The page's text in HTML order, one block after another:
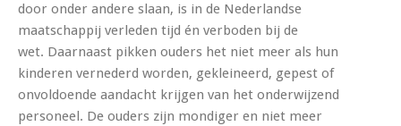
door onder andere slaan, is in de Nederlandse
maatschappij verleden tijd én verboden bij de
wet. Daarnaast pikken ouders het niet meer als hun
kinderen vernederd worden, gekleineerd, gepest of
onvoldoende aandacht krijgen van het onderwijzend
personeel. De ouders zijn mondiger en niet meer